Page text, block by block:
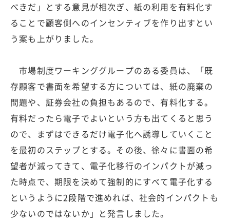
べきだ」とする意見が相次ぎ、紙の利用を有料化す
ることで顧客側へのインセンティブを作り出すとい
う案も上がりました。
市場制度ワーキンググループのある委員は、「既
存顧客で書面を希望する方については、紙の廃棄の
問題や、証券会社の負担もあるので、有料化する。
有料だったら電子でよいという方も出てくると思う
ので、まずはできるだけ電子化へ誘導していくこと
を最初のステップとする。その後、徐々に書面の希
望者が減ってきて、電子化移行のインパクトが減っ
た時点で、期限を決めて強制的にすべて電子化する
というように2段階で進めれば、社会的インパクトも
少ないのではないか」と発言しました。